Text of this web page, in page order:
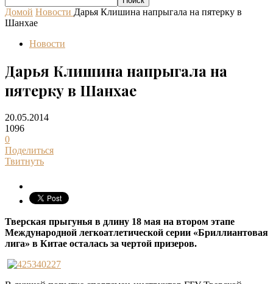
Домой Новости Дарья Клишина напрыгала на пятерку в
Шанхае
Новости
Дарья Клишина напрыгала на
пятерку в Шанхае
20.05.2014
1096
0
Поделиться
Твитнуть
Тверская прыгунья в длину 18 мая на втором этапе
Международной легкоатлетической серии «Бриллиантовая
лига» в Китае осталась за чертой призеров.